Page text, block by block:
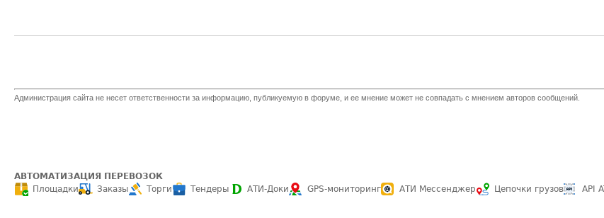
Администрация сайта не несет ответственности за информацию, публикуемую в форуме, и ее мнение может не совпадать с мнением авторов сообщений.
АВТОМАТИЗАЦИЯ ПЕРЕВОЗОК
Площадки
Заказы Торги Тендеры АТИ-Доки GPS-мониторинг АТИ Мессенджер Цепочки грузов API